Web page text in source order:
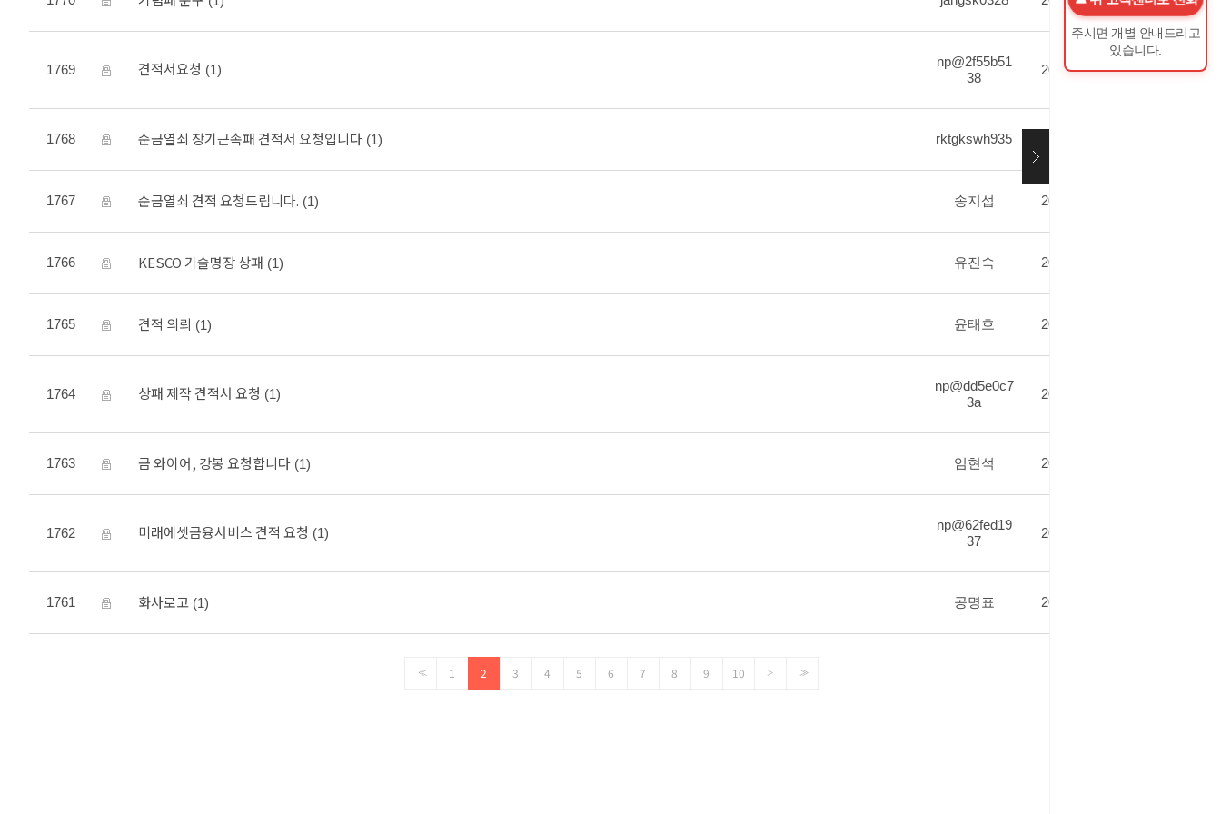
주시면 개별 안내드리고
있습니다.
1769 견적서요청 (1)
np@2f55b51
38
2026.06.09 4
1768 순금열쇠 장기근속패 견적서 요청입니다 (1) rktgkswh935
1767 순금열쇠 견적 요청드립니다. (1) 송지섭 2026.06.02
1766 KESCO 기술명장 상패 (1) 유진숙 2026.05.20
1765 견적 의뢰 (1) 윤태호 2026.05.19
1764 상패 제작 견적서 요청 (1)
np@dd5e0c7
3a
2026.05.13
1763 금 와이어, 강봉 요청합니다 (1) 임현석 2026.05.07
1762 미래에셋금융서비스 견적 요청 (1)
np@62fed19
37
2026.04.27
1761 화사로고 (1) 공명표 2026.04.14
<< 1 2 3 4 5 6 7 8 9 10 > >>